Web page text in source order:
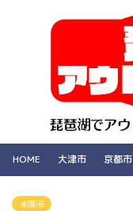
HOME 大津市 京都市
米原市